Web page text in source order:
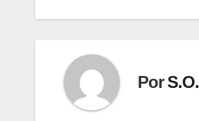
entradas
PorS.O.